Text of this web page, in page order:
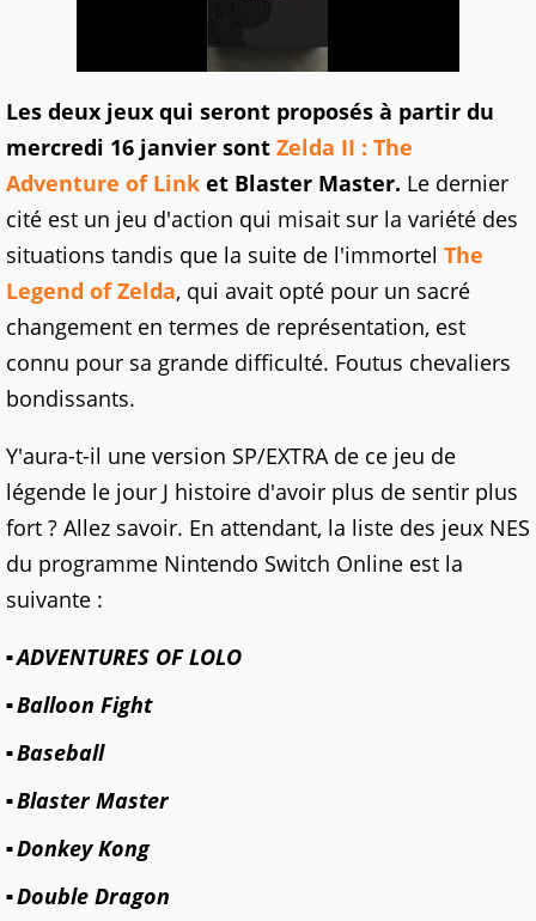
Les deux jeux qui seront proposés à partir du
mercredi 16 janvier sont Zelda II : The
Adventure of Link et Blaster Master. Le dernier
cité est un jeu d'action qui misait sur la variété des
situations tandis que la suite de l'immortel The
Legend of Zelda, qui avait opté pour un sacré
changement en termes de représentation, est
connu pour sa grande difficulté. Foutus chevaliers
bondissants.
Y'aura-t-il une version SP/EXTRA de ce jeu de
légende le jour J histoire d'avoir plus de sentir plus
fort ? Allez savoir. En attendant, la liste des jeux NES
du programme Nintendo Switch Online est la
suivante :
ADVENTURES OF LOLO
Balloon Fight
Baseball
Blaster Master
Donkey Kong
Double Dragon